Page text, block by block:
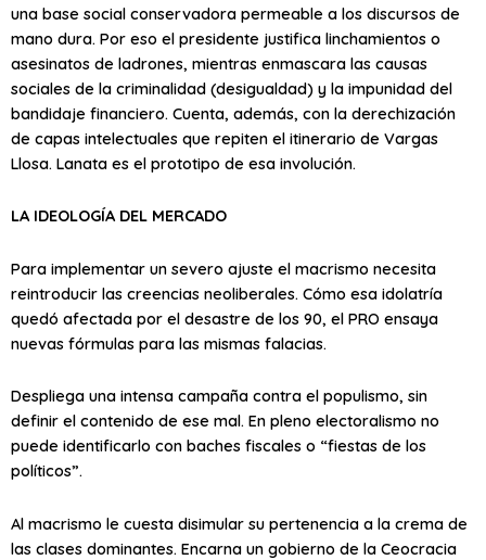
una base social conservadora permeable a los discursos de
mano dura. Por eso el presidente justifica linchamientos o
asesinatos de ladrones, mientras enmascara las causas
sociales de la criminalidad (desigualdad) y la impunidad del
bandidaje financiero. Cuenta, además, con la derechización
de capas intelectuales que repiten el itinerario de Vargas
Llosa. Lanata es el prototipo de esa involución.
LA IDEOLOGÍA DEL MERCADO
Para implementar un severo ajuste el macrismo necesita
reintroducir las creencias neoliberales. Cómo esa idolatría
quedó afectada por el desastre de los 90, el PRO ensaya
nuevas fórmulas para las mismas falacias.
Despliega una intensa campaña contra el populismo, sin
definir el contenido de ese mal. En pleno electoralismo no
puede identificarlo con baches fiscales o “fiestas de los
políticos”.
Al macrismo le cuesta disimular su pertenencia a la crema de
las clases dominantes. Encarna un gobierno de la Ceocracia